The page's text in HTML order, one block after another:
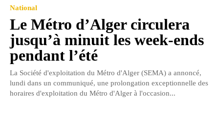
National
Le Métro d’Alger circulera
jusqu’à minuit les week-ends
pendant l’été
La Société d'exploitation du Métro d'Alger (SEMA) a annoncé,
lundi dans un communiqué, une prolongation exceptionnelle des
horaires d'exploitation du Métro d'Alger à l'occasion...